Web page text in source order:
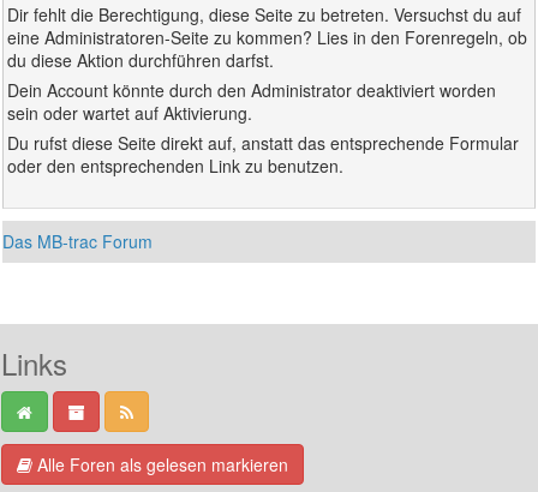
Dir fehlt die Berechtigung, diese Seite zu betreten. Versuchst du auf
eine Administratoren-Seite zu kommen? Lies in den Forenregeln, ob
du diese Aktion durchführen darfst.
Dein Account könnte durch den Administrator deaktiviert worden
sein oder wartet auf Aktivierung.
Du rufst diese Seite direkt auf, anstatt das entsprechende Formular
oder den entsprechenden Link zu benutzen.
Das MB-trac Forum
Links
Alle Foren als gelesen markieren